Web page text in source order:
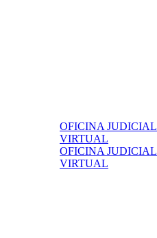
OFICINA JUDICIAL
VIRTUAL
OFICINA JUDICIAL
VIRTUAL